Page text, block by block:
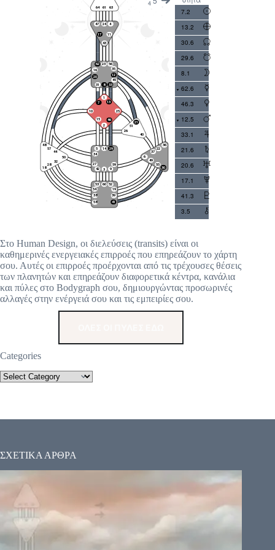
4
7.2
13.2
30.6
29.6
8.1
62.6
46.3
12.5
33.1
21.6
20.6
17.1
41.3
3.5
Στο Human Design, οι διελεύσεις (transits) είναι οι
καθημερινές ενεργειακές επιρροές που επηρεάζουν το χάρτη
σου. Αυτές οι επιρροές προέρχονται από τις τρέχουσες θέσεις
των πλανητών και επηρεάζουν διαφορετικά κέντρα, κανάλια
και πύλες στο Bodygraph σου, δημιουργώντας προσωρινές
αλλαγές στην ενέργειά σου και τις εμπειρίες σου.
Categories
ΣΧΕΤΙΚΑ ΑΡΘΡΑ